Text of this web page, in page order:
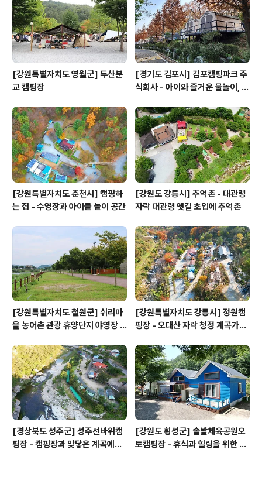
[강원특별자치도 영월군] 두산분
교 캠핑장
[경기도 김포시] 김포캠핑파크 주
식회사 - 아이와 즐거운 물놀이, 저
교 프리미엄 캠핑장
[강원특별자치도 춘천시] 캠핑하
는 집 - 수영장과 아이들 놀이 공간
[강원도 강릉시] 추억촌 - 대관령
자락 대관령 옛길 초입에 추억촌
[강원특별자치도 철원군] 쉬리마
을 농어촌 관광 휴양단지 야영장 -
[강원특별자치도 강릉시] 정원캠
핑장 - 오대산 자락 청정 계곡가에
[경상북도 성주군] 성주선바위캠
핑장 - 캠핑장과 맞닿은 계곡에서
[강원도 횡성군] 솔밭체육공원오
토캠핑장 - 휴식과 힐링을 위한 위